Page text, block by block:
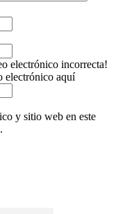
electrónico incorrecta!
electrónico aquí
y sitio web en este